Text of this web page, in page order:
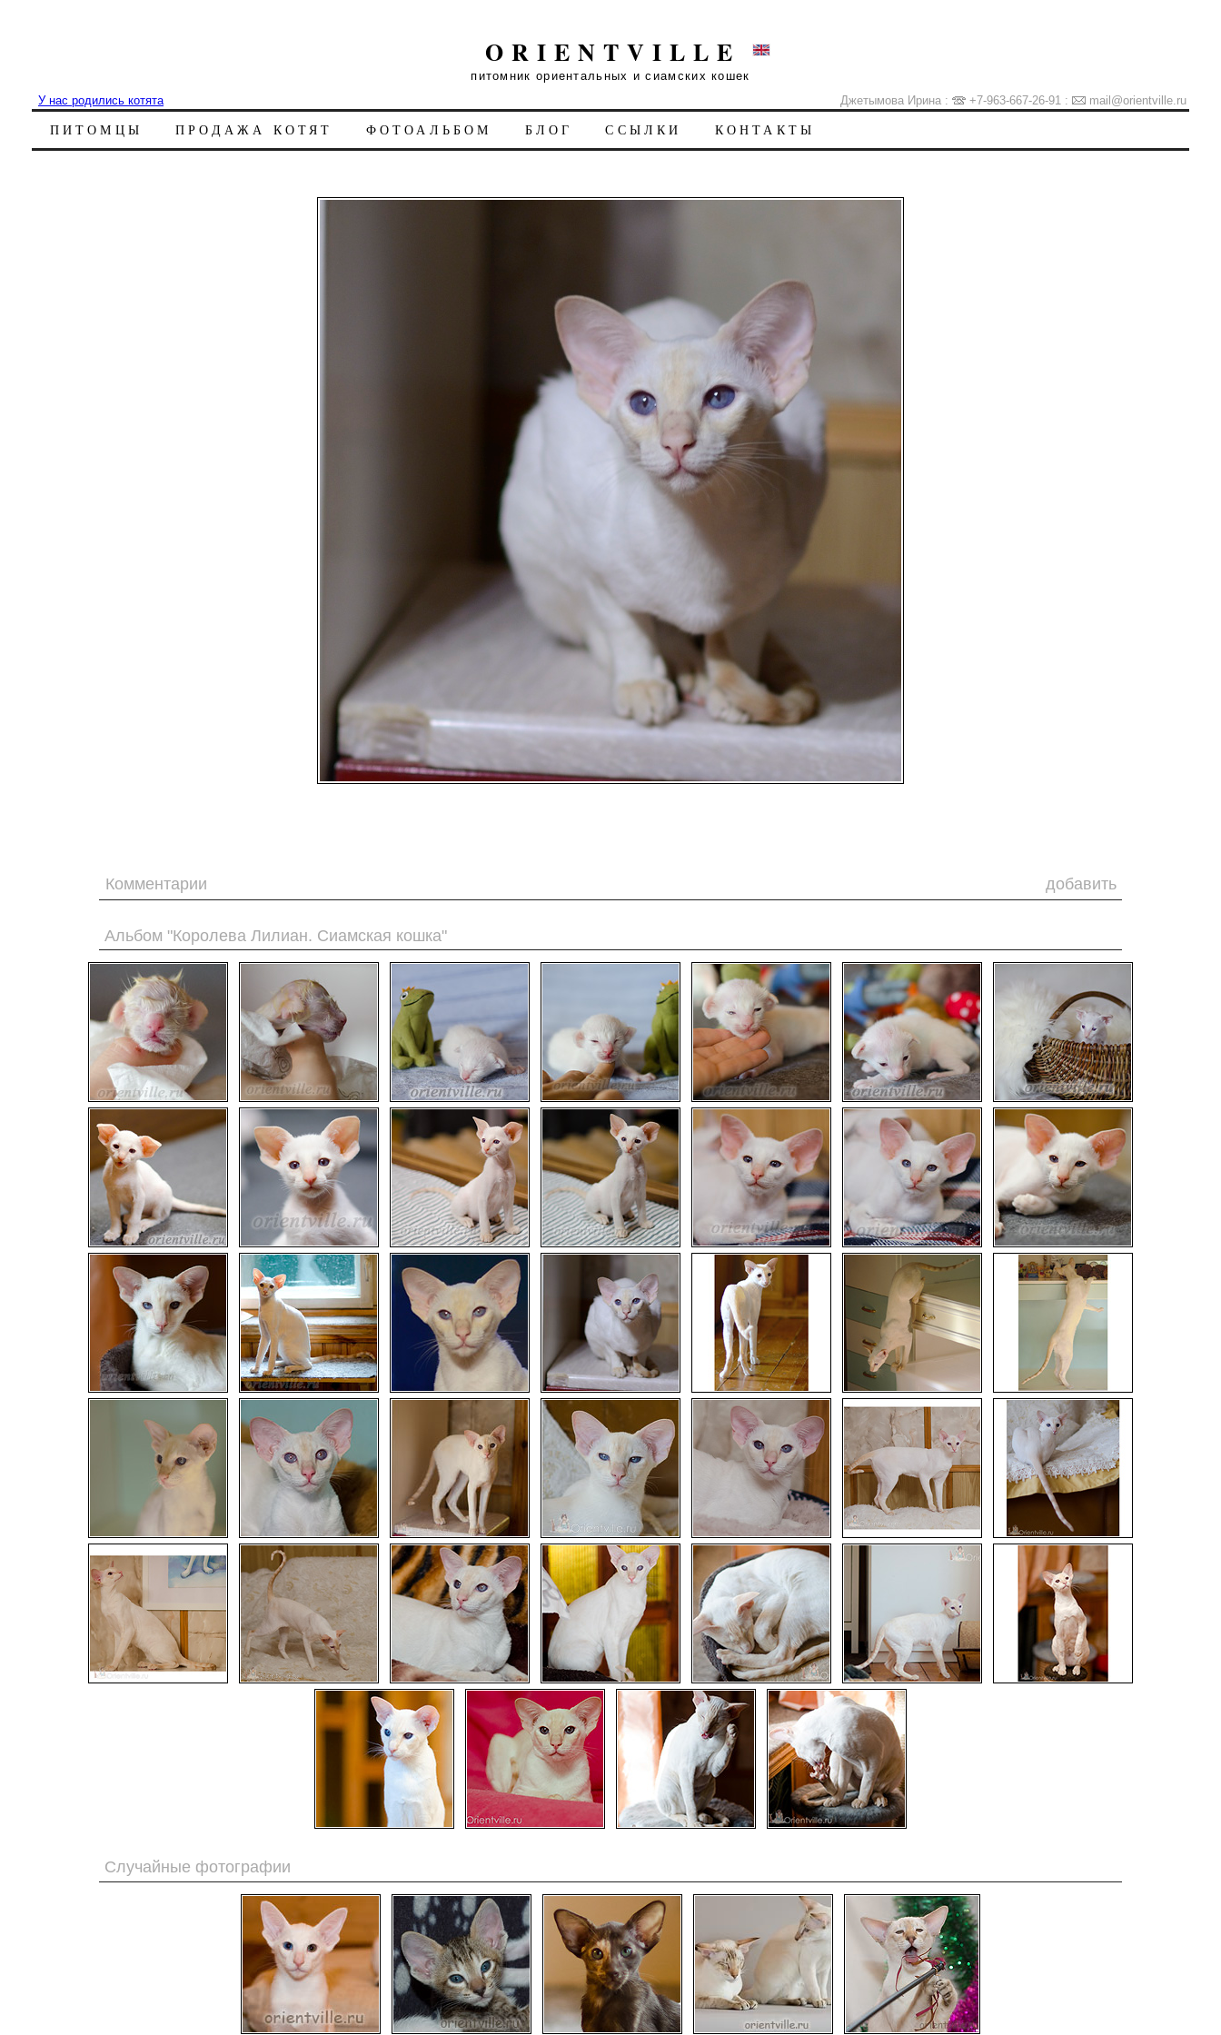
ORIENTVILLE
питомник ориентальных и сиамских кошек
У нас родились котята
Джетымова Ирина : +7-963-667-26-91 : mail@orientville.ru
ПИТОМЦЫ ПРОДАЖА КОТЯТ ФОТОАЛЬБОМ БЛОГ ССЫЛКИ КОНТАКТЫ
Комментарии добавить
Альбом "Королева Лилиан. Сиамская кошка"
Случайные фотографии